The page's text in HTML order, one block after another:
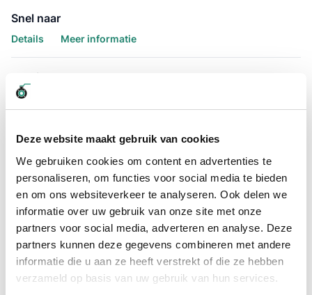
Deze website maakt gebruik van cookies
We gebruiken cookies om content en advertenties te
personaliseren, om functies voor social media te bieden
en om ons websiteverkeer te analyseren. Ook delen we
informatie over uw gebruik van onze site met onze
partners voor social media, adverteren en analyse. Deze
partners kunnen deze gegevens combineren met andere
informatie die u aan ze heeft verstrekt of die ze hebben
verzameld op basis van uw gebruik van hun services.
Snel naar
Details Meer informatie
Details
RVS SOK 3/4" bestellen?
doorlopende BSP binnendraad en wordt ook wel een RVS
lassok 3/4" genoemd.
De sok RVS 3/4" is van kwaliteit RVS316 en heeft een max.
werkdruk van 10 bar. Naast de sok rvs 3/4" is de sok ook
verkrijgbaar in anderemaatvoeringen.
Sok RVS nr. 270 binnendraad 3/4" – Technische informatie
Maatvoering:3/4"
Draadsoort: BSPP (parallel) gasdraad
Werkdruk: 10 bar (150 LBS)